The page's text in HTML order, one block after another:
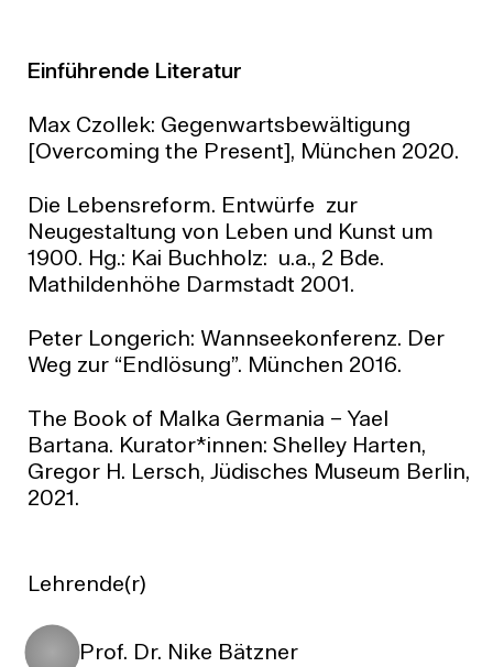
Einführende Literatur
Max Czollek: Gegenwartsbewältigung
[Overcoming the Present], München 2020.
Die Lebensreform. Entwürfe zur
Neugestaltung von Leben und Kunst um
1900. Hg.: Kai Buchholz: u.a., 2 Bde.
Mathildenhöhe Darmstadt 2001.
Peter Longerich: Wannseekonferenz. Der
Weg zur “Endlösung”. München 2016.
The Book of Malka Germania – Yael
Bartana. Kurator*innen: Shelley Harten,
Gregor H. Lersch, Jüdisches Museum Berlin,
2021.
Lehrende(r)
Prof. Dr. Nike Bätzner